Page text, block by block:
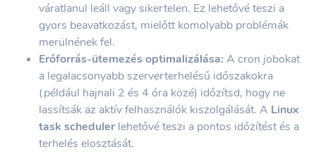
váratlanul leáll vagy sikertelen. Ez lehetővé teszi a
gyors beavatkozást, mielőtt komolyabb problémák
merülnének fel.
Erőforrás-ütemezés optimalizálása: A cron jobokat
a legalacsonyabb szerverterhelésű időszakokra
(például hajnali 2 és 4 óra közé) időzítsd, hogy ne
lassítsák az aktív felhasználók kiszolgálását. A Linux
task scheduler lehetővé teszi a pontos időzítést és a
terhelés elosztását.